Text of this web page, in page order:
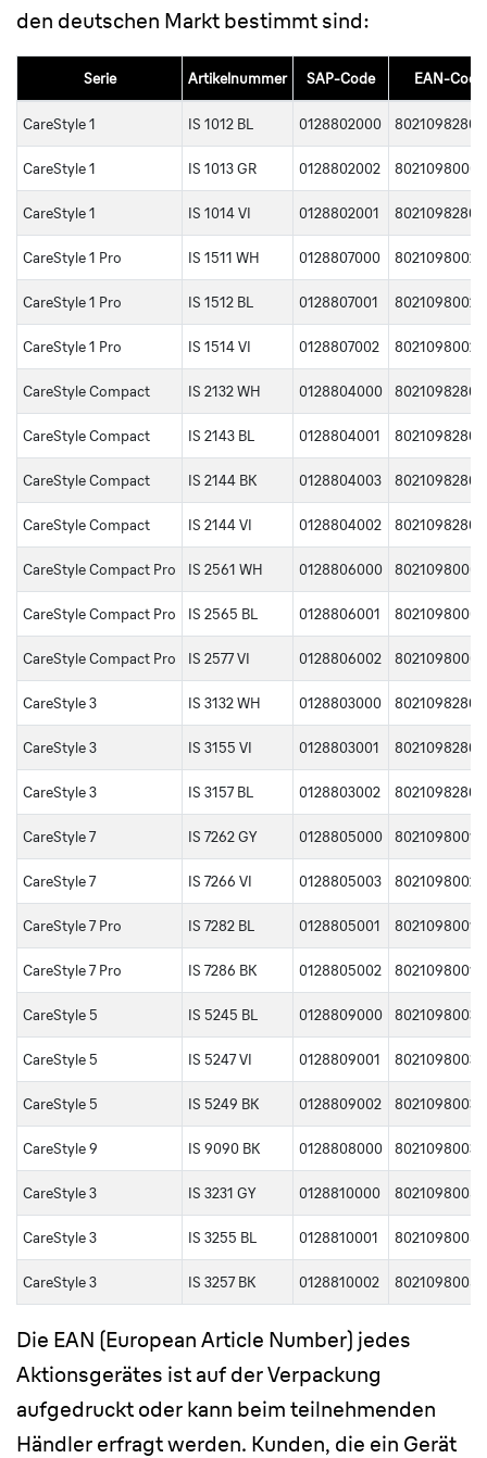
den deutschen Markt bestimmt sind:
Serie Artikelnummer SAP-Code EAN-Code
CareStyle 1 IS 1012 BL 0128802000
CareStyle 1 IS 1013 GR 0128802002
CareStyle 1 IS 1014 VI 0128802001
CareStyle 1 Pro IS 1511 WH 0128807000
CareStyle 1 Pro IS 1512 BL 0128807001
CareStyle 1 Pro IS 1514 VI 0128807002
CareStyle Compact IS 2132 WH 0128804000
CareStyle Compact IS 2143 BL 0128804001
CareStyle Compact IS 2144 BK 0128804003
CareStyle Compact IS 2144 VI 0128804002
CareStyle Compact Pro IS 2561 WH 0128806000
CareStyle Compact Pro IS 2565 BL 0128806001
CareStyle Compact Pro IS 2577 VI 0128806002
CareStyle 3 IS 3132 WH 0128803000
CareStyle 3 IS 3155 VI 0128803001
CareStyle 3 IS 3157 BL 0128803002
CareStyle 7 IS 7262 GY 0128805000
CareStyle 7 IS 7266 VI 0128805003
CareStyle 7 Pro IS 7282 BL 0128805001
CareStyle 7 Pro IS 7286 BK 0128805002
CareStyle 5 IS 5245 BL 0128809000
CareStyle 5 IS 5247 VI 0128809001
CareStyle 5 IS 5249 BK 0128809002
CareStyle 9 IS 9090 BK 0128808000
CareStyle 3 IS 3231 GY 0128810000
CareStyle 3 IS 3255 BL 0128810001
CareStyle 3 IS 3257 BK 0128810002
Die EAN (European Article Number) jedes
Aktionsgerätes ist auf der Verpackung
aufgedruckt oder kann beim teilnehmenden
Händler erfragt werden. Kunden, die ein Gerät